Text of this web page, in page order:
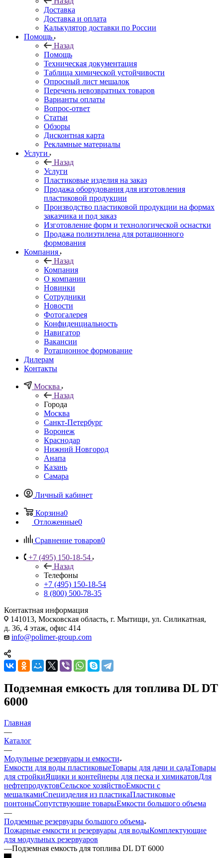
Доставка
Доставка и оплата
Калькулятор доставки по России
Помощь
Назад
Помощь
Техническая документация
Таблица химической устойчивости
Опросный лист мешалок
Перечень невозвратных товаров
Варианты оплаты
Вопрос-ответ
Статьи
Обзоры
Дисконтная карта
Рекламные материалы
Услуги
Назад
Услуги
Пластиковые изделия на заказ
Продажа оборудования для изготовления
пластиковой продукции
Производство пластиковой продукции на формах
заказчика и под заказ
Изготовление форм и технологической оснастки
Продажа полиэтилена для ротационного
формования
Компания
Назад
Компания
О компании
Новинки
Сотрудники
Новости
Фотогалерея
Конфиденциальность
Навигатор
Вакансии
Ротационное формование
Дилерам
Контакты
Москва
Назад
Города
Москва
Санкт-Петербург
Воронеж
Краснодар
Нижний Новгород
Анапа
Казань
Самара
Личный кабинет
Корзина0
Отложенные0
Сравнение товаров0
+7 (495) 150-18-54
Назад
Телефоны
+7 (495) 150-18-54
8 (800) 500-78-35
Контактная информация
141013, Московская область, г. Мытищи, ул. Силикатная,
д. 36, 4 этаж, офис 414
info@polimer-group.com
Подземная емкость для топлива DL DT
6000
Главная
—
Каталог
—
Модульные резервуары и емкости
Емкости для воды пластиковыеТовары для дачи и садаТовары
для стройкиЯщики и контейнеры для песка и химикатовДля
нефтепродуктовСельское хозяйствоЕмкости с
мешалкамиСпецизделия из пластикаПластиковые
понтоныСопутствующие товарыЕмкости большого объема
—
Подземные резервуары большого объема
Пожарные емкости и резервуары для водыКомплектующие
для модульных резервуаров
—Подземная емкость для топлива DL DT 6000